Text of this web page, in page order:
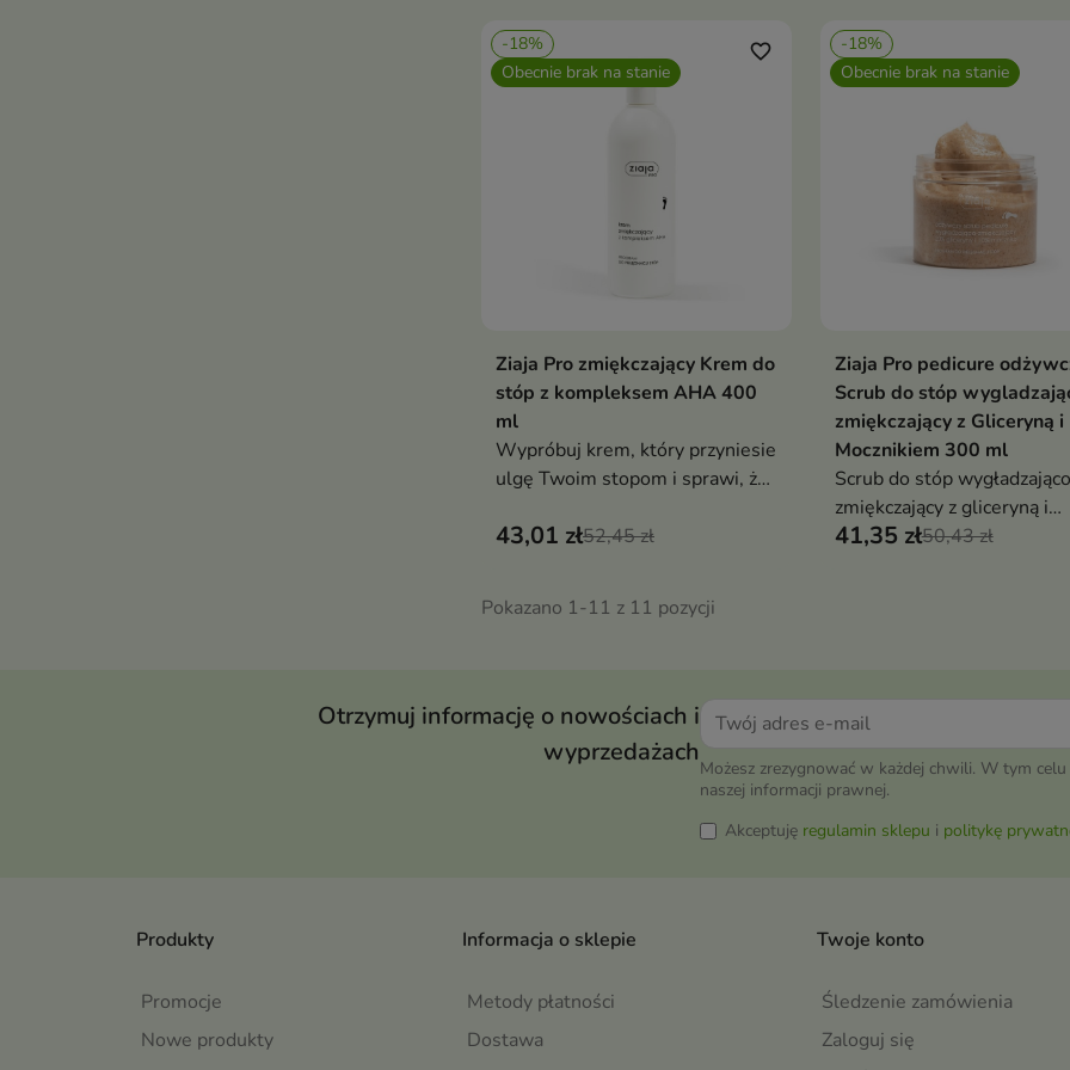
-18%
Obecnie brak na stanie
Pokaż szczegóły
favorite_border
Ziaja Pro zmiękczający Krem do
stóp z kompleksem AHA 400
ml
Wypróbuj krem, który przyniesie
ulgę Twoim stopom i sprawi, że
43,01 zł52,45 zł
-18%
Obecnie brak na stanie
Pokaż szczegóły
Ziaja Pro pedicure
Scrub do stóp
zmiękczający z Gliceryną i
Mocznikiem 300 ml
Scrub do stóp
zmiękczający z gliceryną i
mocznikiem
41,35 zł50,43 zł
Pokazano 1-11 z 11 pozycji
Otrzymuj informację o nowościach i
wyprzedażach
Możesz zrezygnować w każdej chwili. W tym celu
naszej informacji prawnej.
Akceptuję regulamin sklepu i politykę
Produkty
Promocje
Nowe produkty
Informacja o sklepie
Metody płatności
Dostawa
Twoje konto
Śledzenie zamówienia
Zaloguj się